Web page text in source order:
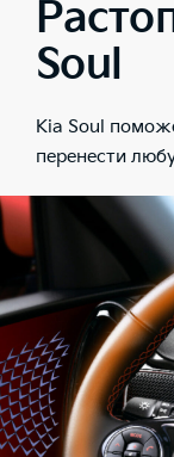
Soul
Kia Soul
перенести